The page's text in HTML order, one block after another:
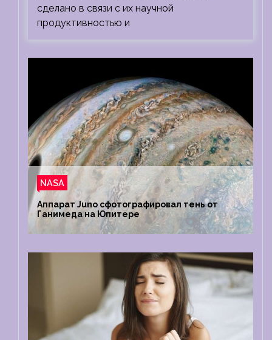
сделано в связи с их научной
продуктивностью и
NASA
Аппарат Juno сфотографировал тень от
Ганимеда на Юпитере